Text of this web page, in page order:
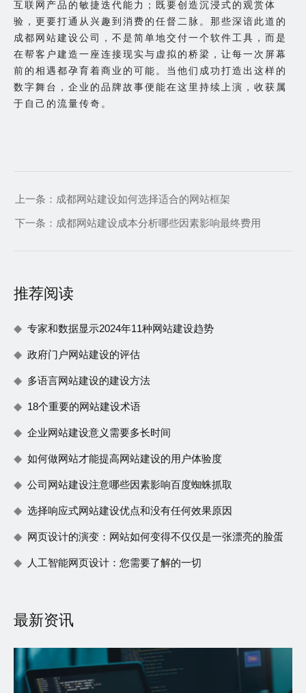
互联网产品的敏捷迭代能力；既要创造沉浸式的观赏体
验，更要打通从兴趣到消费的任督二脉。那些深谙此道的
成都网站建设公司，不是简单地交付一个软件工具，而是
在帮客户建造一座连接现实与虚拟的桥梁，让每一次屏幕
前的相遇都孕育着商业的可能。当他们成功打造出这样的
数字舞台，企业的品牌故事便能在这里持续上演，收获属
于自己的流量传奇。
上一条： 成都网站建设如何选择适合的网站框架
下一条： 成都网站建设成本分析哪些因素影响最终费用
推荐阅读
专家和数据显示2024年11种网站建设趋势
政府门户网站建设的评估
多语言网站建设的建设方法
18个重要的网站建设术语
企业网站建设意义需要多长时间
如何做网站才能提高网站建设的用户体验度
公司网站建设注意哪些因素影响百度蜘蛛抓取
选择响应式网站建设优点和没有任何效果原因
网页设计的演变：网站如何变得不仅仅是一张漂亮的脸蛋
人工智能网页设计：您需要了解的一切
最新资讯